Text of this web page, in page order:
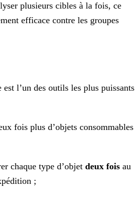
plusieurs cibles à la fois, ce
efficace contre les groupes
est l’un des outils les plus puissants
fois plus d’objets consommables
chaque type d’objet deux fois au
;